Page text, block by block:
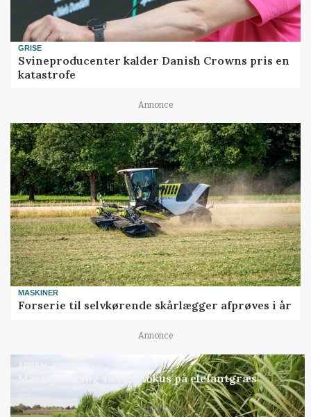
GRISE
Svineproducenter kalder Danish Crowns pris en
katastrofe
Annonce
MASKINER
Forserie til selvkørende skårlægger afprøves i år
Annonce
ARRANGEMENT
Markvandring sætter fokus på elefantgræs
Annonce